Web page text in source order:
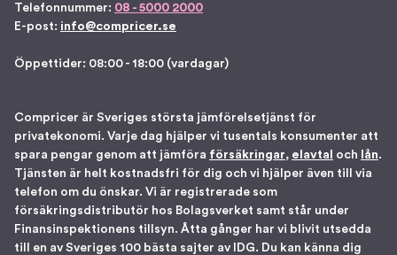
Telefonnummer: 08 - 5000 2000
E-post: info@compricer.se
Öppettider: 08:00 - 18:00 (vardagar)
Compricer är Sveriges största jämförelsetjänst för
privatekonomi. Varje dag hjälper vi tusentals konsumenter att
spara pengar genom att jämföra försäkringar, elavtal och lån.
Tjänsten är helt kostnadsfri för dig och vi hjälper även till via
telefon om du önskar. Vi är registrerade som
försäkringsdistributör hos Bolagsverket samt står under
Finansinspektionens tillsyn. Åtta gånger har vi blivit utsedda
till en av Sveriges 100 bästa sajter av IDG. Du kan känna dig